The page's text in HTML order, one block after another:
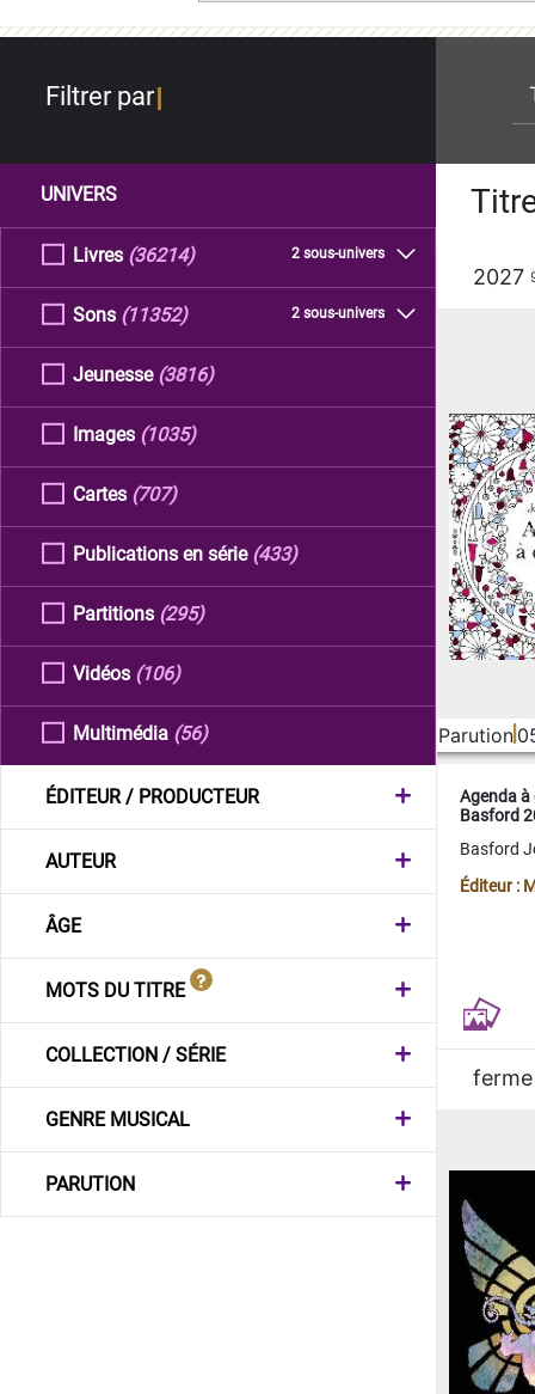
Filtrer par
UNIVERS
Livres 2 sous-univers
(36214)
Sons 2 sous-univers
(11352)
Jeunesse (3816)
Images (1035)
Cartes (707)
Publications en série (433)
Partitions (295)
Vidéos (106)
Multimédia (56)
ÉDITEUR / PRODUCTEUR
AUTEUR
ÂGE
MOTS DU TITRE
COLLECTION / SÉRIE
GENRE MUSICAL
PARUTION
2027
Parution
Agenda
Basford
Basford
Éditeur :
ferme